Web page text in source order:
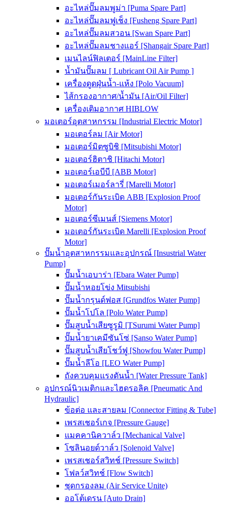
อะไหล่ปั๊มลมพูม่า [Puma Spare Part]
อะไหล่ปั๊มลมฟูเช็ง [Fusheng Spare Part]
อะไหล่ปั๊มลมสวอน [Swan Spare Part]
อะไหล่ปั๊มลมชางแอร์ [Shangair Spare Part]
เมนไลน์ฟิลเตอร์ [MainLine Filter]
น้ำมันปั๊มลม [ Lubricant Oil Air Pump ]
เครื่องดูดฝุ่นน้ำ-แห้ง [Polo Vacuum]
ไส้กรองอากาศ/น้ำมัน [Air/Oil Filter]
เครื่องเติมอากาศ HIBLOW
มอเตอร์อุตสาหกรรม [Industrial Electric Motor]
มอเตอร์ลม [Air Motor]
มอเตอร์มิตซูบิชิ [Mitsubishi Motor]
มอเตอร์ฮิตาชิ [Hitachi Motor]
มอเตอร์เอบีบี [ABB Motor]
มอเตอร์เมอร์ลารี่ [Marelli Motor]
มอเตอร์กันระเบิด ABB [Explosion Proof
Motor]
มอเตอร์ซีเมนส์ [Siemens Motor]
มอเตอร์กันระเบิด Marelli [Explosion Proof
Motor]
ปั๊มน้ำอุตสาหกรรมและอุปกรณ์ [Insustrial Water
Pump]
ปั๊มน้ำเอบาร่า [Ebara Water Pump]
ปั๊มน้ำหอยโข่ง Mitsubishi
ปั๊มน้ำกรุนด์ฟอส [Grundfos Water Pump]
ปั๊มน้ำโปโล [Polo Water Pump]
ปั๊มสูบน้ำเสียซูรูมิ [TSurumi Water Pump]
ปั๊มน้ำยาเคมีซันโซ่ [Sanso Water Pump]
ปั๊มสูบน้ำเสียโชว์ฟู [Showfou Water Pump]
ปั๊มน้ำลีโอ [LEO Water Pump]
ถังควบคุมแรงดันน้ำ [Water Pressure Tank]
อุปกรณ์นิวเมติกและไฮดรอลิค [Pneumatic And
Hydraulic]
ข้อต่อ และสายลม [Connector Fitting & Tube]
เพรสเชอร์เกจ [Pressure Gauge]
แมคคานิควาล์ว [Mechanical Valve]
โซลินอยด์วาล์ว [Solenoid Valve]
เพรสเชอร์สวิทช์ [Pressure Switch]
โฟลว์สวิทช์ [Flow Switch]
ชุดกรองลม (Air Service Unite)
ออโต้เดรน [Auto Drain]